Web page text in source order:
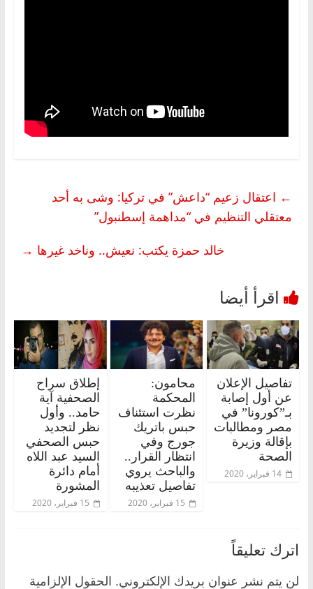
← اعتقال زعيم “داعش” في تركيا: وشى به أحد
معتقلي التنظيم في “مداهمة إسطنبول”
خالد حمزة يكتب: نعيش.. وناخد غيرها →
تفاصيل الإعلان
عن أول إصابة
بـ”كورونا” في
مصر ومطالبات
بإقالة وزيرة
الصحة
14 فبراير، 2020
محامون:
المحكمة
نظرت استئناف
حبس باتريك
جورج وفي
انتظار القرار..
والباحث يروي
تفاصيل تعذيبه
15 فبراير، 2020
إطلاق سراح
الصحفية آية
حامد.. وأول
نظر لتجديد
حبس الصحفي
السيد عبد اللاه
أمام دائرة
المشورة
15 فبراير، 2020
اترك تعليقاً
لن يتم نشر عنوان بريدك الإلكتروني. الحقول الإلزامية